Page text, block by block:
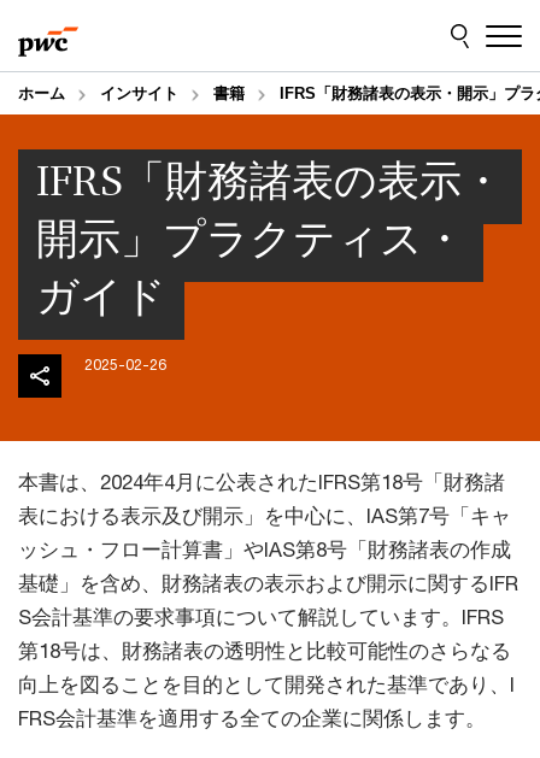
to
content
to
footer
ホーム インサイト 書籍 IFRS「財務諸表の表示・開示」プ
IFRS「財務諸表の表示・
開示」プラクティス・
ガイド
2025-02-26
本書は、2024年4月に公表されたIFRS第18号「財務諸
表における表示及び開示」を中心に、IAS第7号「キャ
ッシュ・フロー計算書」やIAS第8号「財務諸表の作成
基礎」を含め、財務諸表の表示および開示に関するIFR
S会計基準の要求事項について解説しています。IFRS
第18号は、財務諸表の透明性と比較可能性のさらなる
向上を図ることを目的として開発された基準であり、I
FRS会計基準を適用する全ての企業に関係します。